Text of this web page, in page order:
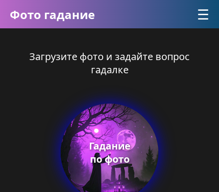
Фото гадание ☰
Загрузите фото и задайте вопрос
гадалке
Гадание
по фото